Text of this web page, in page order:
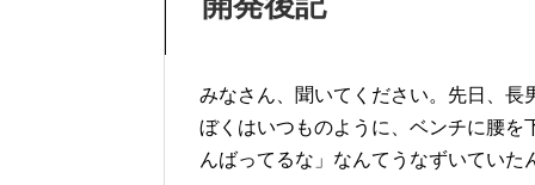
みなさん、聞いてください。先日、
ぼくはいつものように、ベンチに腰
んばってるな」なんてうなずいていた